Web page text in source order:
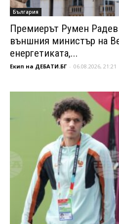
България
Премиерът Румен Радев
външния министър на
енергетиката,...
Екип на ДЕБАТИ.БГ - 06.08.2026, 21:21